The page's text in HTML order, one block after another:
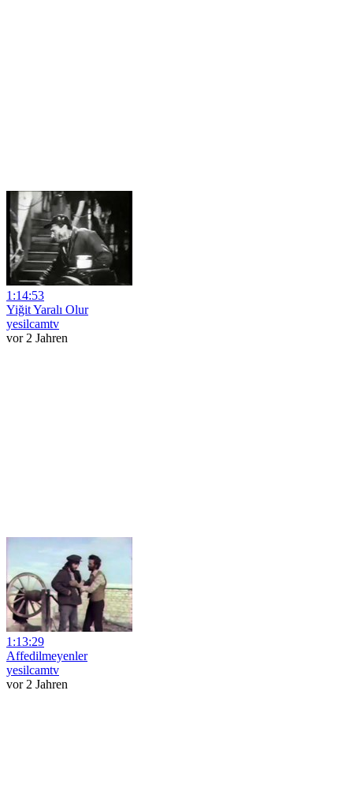
1:14:53
Yiğit Yaralı Olur
yesilcamtv
vor 2 Jahren
1:13:29
Affedilmeyenler
yesilcamtv
vor 2 Jahren